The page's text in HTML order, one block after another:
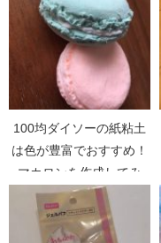
100均ダイソーの紙粘土
は色が豊富でおすすめ！
マカロンを作成してみ
た！